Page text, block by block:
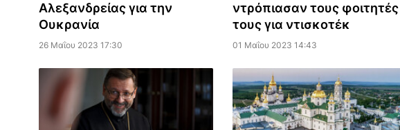
Αλεξανδρείας για την
Ουκρανία
26 Μαΐου 2023 17:30
ντρόπιασαν τους φοιτητές
τους για ντισκοτέκ
01 Μαΐου 2023 14:43